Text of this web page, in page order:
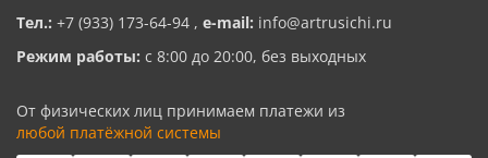
Тел.: +7 (933) 173-64-94 , e-mail: info@artrusichi.ru
Режим работы: с 8:00 до 20:00, без выходных
От физических лиц принимаем платежи из
любой платёжной системы